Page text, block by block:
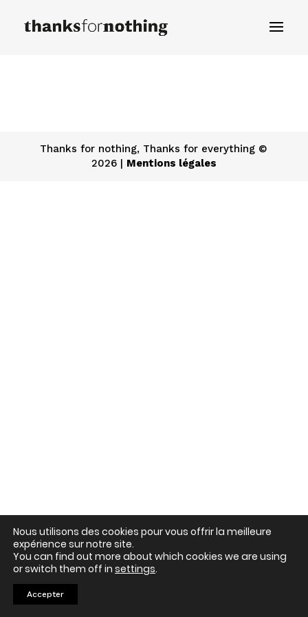
Thanks for nothing, Thanks for everything ©
2026 | Mentions légales
Nous utilisons des cookies pour vous offrir la meilleure
expérience sur notre site.
You can find out more about which cookies we are using
or switch them off in settings.
Accepter